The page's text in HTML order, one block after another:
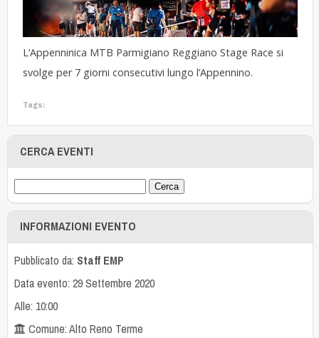
L’Appenninica MTB Parmigiano Reggiano Stage Race si
svolge per 7 giorni consecutivi lungo l’Appennino.
Tags:
CERCA EVENTI
INFORMAZIONI EVENTO
Pubblicato da: Staff EMP
Data evento: 29 Settembre 2020
Alle: 10:00
Comune: Alto Reno Terme